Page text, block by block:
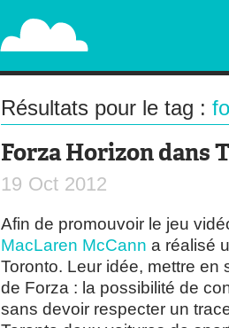
PAPERPLANE
STREET, AMBIENT, GUÉRILLA MARKETING
Résultats pour le tag :
Forza Horizon dans
19 Oct 2012
Afin de promouvoir le jeu
MacLaren McCann a réalisé
Toronto. Leur idée, mettre
de Forza : la possibilité de
sans devoir respecter un